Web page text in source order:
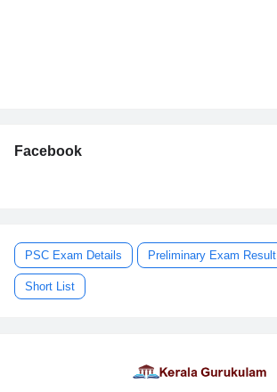
Facebook
PSC Exam Details Preliminary Exam Result
Short List